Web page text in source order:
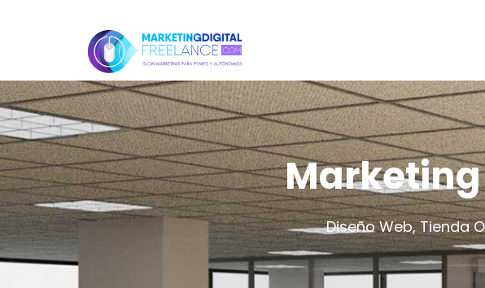
Diseño Web, Tienda